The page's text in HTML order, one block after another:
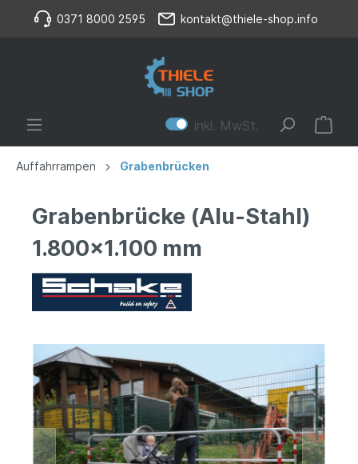
0371 8000 2595 kontakt@thiele-shop.info
inkl. MwSt.
Auffahrrampen Grabenbrücken
Grabenbrücke (Alu-Stahl)
1.800x1.100 mm